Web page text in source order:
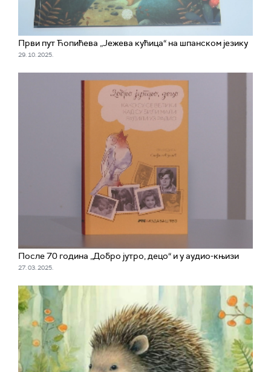
Први пут Ћопићева „Јежева кућица“ на шпанском језику
29. 10. 2025.
После 70 година „Добро јутро, децо“ и у аудио-књизи
27. 03. 2025.